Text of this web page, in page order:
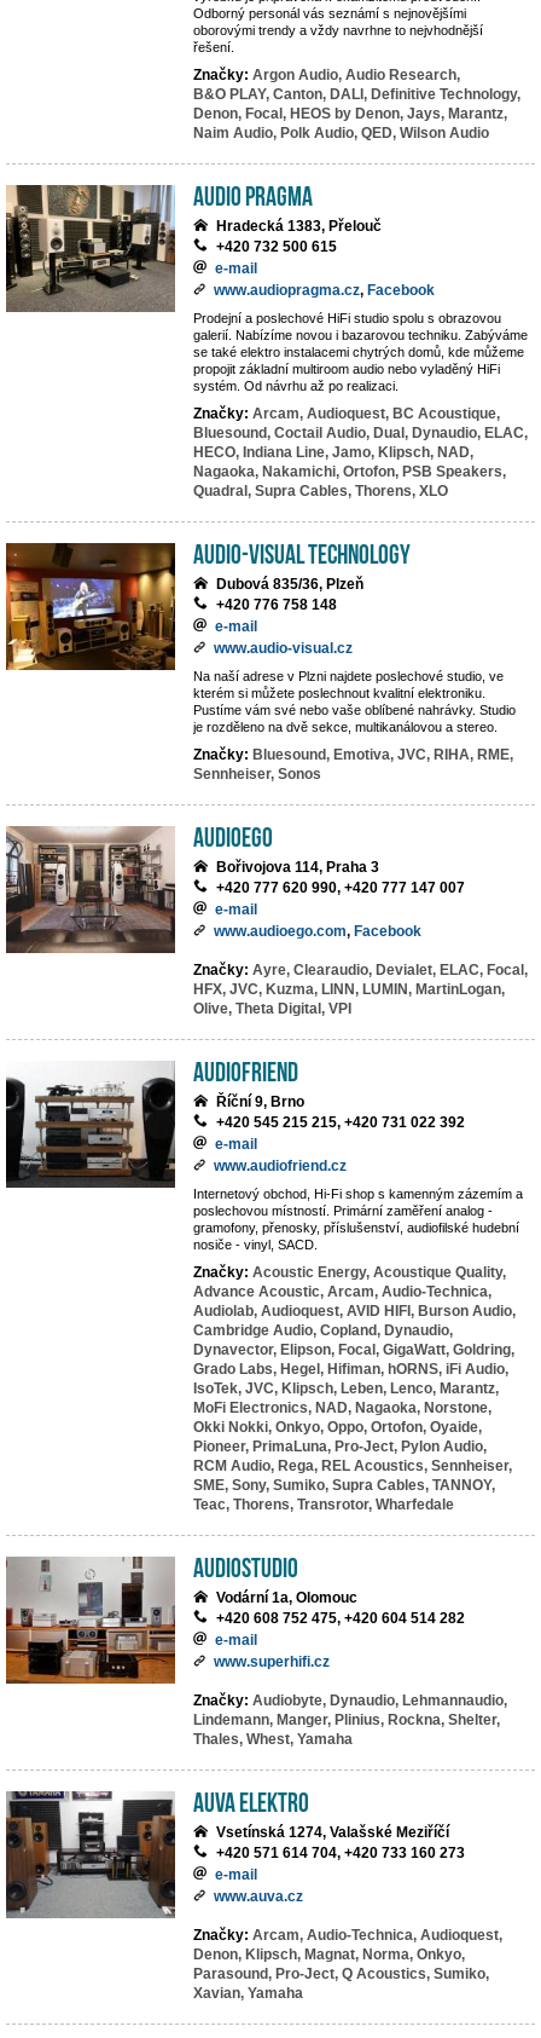
Odborný personál vás seznámí s nejnovějšími
oborovými trendy a vždy navrhne to nejvhodnější
řešení.
Značky: Argon Audio, Audio Research,
B&O PLAY, Canton, DALI, Definitive Technology,
Denon, Focal, HEOS by Denon, Jays, Marantz,
Naim Audio, Polk Audio, QED, Wilson Audio
Audio Pragma
Hradecká 1383, Přelouč
+420 732 500 615
e-mail
www.audiopragma.cz, Facebook
Prodejní a poslechové HiFi studio spolu s obrazovou
galerií. Nabízíme novou i bazarovou techniku. Zabýváme
se také elektro instalacemi chytrých domů, kde můžeme
propojit základní multiroom audio nebo vyladěný HiFi
systém. Od návrhu až po realizaci.
Značky: Arcam, Audioquest, BC Acoustique,
Bluesound, Coctail Audio, Dual, Dynaudio, ELAC,
HECO, Indiana Line, Jamo, Klipsch, NAD,
Nagaoka, Nakamichi, Ortofon, PSB Speakers,
Quadral, Supra Cables, Thorens, XLO
AUDIO-VISUAL TECHNOLOGY
Dubová 835/36, Plzeň
+420 776 758 148
e-mail
www.audio-visual.cz
Na naší adrese v Plzni najdete poslechové studio, ve
kterém si můžete poslechnout kvalitní elektroniku.
Pustíme vám své nebo vaše oblíbené nahrávky. Studio
je rozděleno na dvě sekce, multikanálovou a stereo.
Značky: Bluesound, Emotiva, JVC, RIHA, RME,
Sennheiser, Sonos
AUDIOEGO
Bořivojova 114, Praha 3
+420 777 620 990, +420 777 147 007
e-mail
www.audioego.com, Facebook
Značky: Ayre, Clearaudio, Devialet, ELAC, Focal,
HFX, JVC, Kuzma, LINN, LUMIN, MartinLogan,
Olive, Theta Digital, VPI
Audiofriend
Říční 9, Brno
+420 545 215 215, +420 731 022 392
e-mail
www.audiofriend.cz
Internetový obchod, Hi-Fi shop s kamenným zázemím a
poslechovou místností. Primární zaměření analog -
gramofony, přenosky, příslušenství, audiofilské hudební
nosiče - vinyl, SACD.
Značky: Acoustic Energy, Acoustique Quality,
Advance Acoustic, Arcam, Audio-Technica,
Audiolab, Audioquest, AVID HIFI, Burson Audio,
Cambridge Audio, Copland, Dynaudio,
Dynavector, Elipson, Focal, GigaWatt, Goldring,
Grado Labs, Hegel, Hifiman, hORNS, iFi Audio,
IsoTek, JVC, Klipsch, Leben, Lenco, Marantz,
MoFi Electronics, NAD, Nagaoka, Norstone,
Okki Nokki, Onkyo, Oppo, Ortofon, Oyaide,
Pioneer, PrimaLuna, Pro-Ject, Pylon Audio,
RCM Audio, Rega, REL Acoustics, Sennheiser,
SME, Sony, Sumiko, Supra Cables, TANNOY,
Teac, Thorens, Transrotor, Wharfedale
AudioStudio
Vodární 1a, Olomouc
+420 608 752 475, +420 604 514 282
e-mail
www.superhifi.cz
Značky: Audiobyte, Dynaudio, Lehmannaudio,
Lindemann, Manger, Plinius, Rockna, Shelter,
Thales, Whest, Yamaha
AuVa elektro
Vsetínská 1274, Valašské Meziříčí
+420 571 614 704, +420 733 160 273
e-mail
www.auva.cz
Značky: Arcam, Audio-Technica, Audioquest,
Denon, Klipsch, Magnat, Norma, Onkyo,
Parasound, Pro-Ject, Q Acoustics, Sumiko,
Xavian, Yamaha